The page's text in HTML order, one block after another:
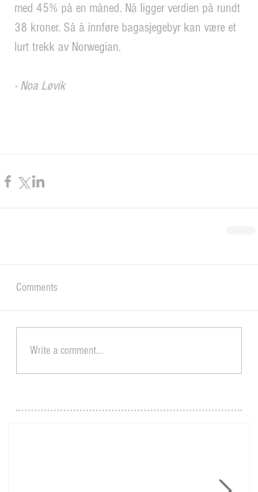
med 45% på en måned. Nå ligger verdien på rundt
38 kroner. Så å innføre bagasjegebyr kan være et
lurt trekk av Norwegian.
- Noa Løvik
Comments
Write a comment...